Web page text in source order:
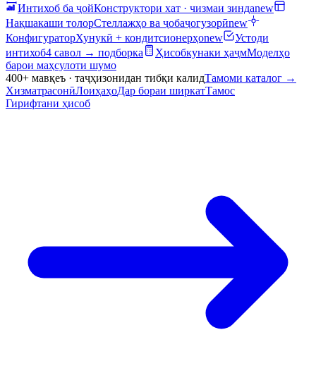
Интихоб ба ҷойКонструктори хат · чизмаи зиндаnew
Нақшакаши толорСтеллажҳо ва ҷобаҷогузорӣnew
КонфигураторХунукӣ + кондитсионерҳоnew
Устоди
интихоб4 савол → подборка Ҳисобкунаки ҳаҷмМоделҳо
барои маҳсулоти шумо
400+ мавқеъ · таҷҳизонидан тибқи калидТамоми каталог →
ХизматрасонӣЛоиҳаҳоДар бораи ширкатТамос
Гирифтани ҳисоб